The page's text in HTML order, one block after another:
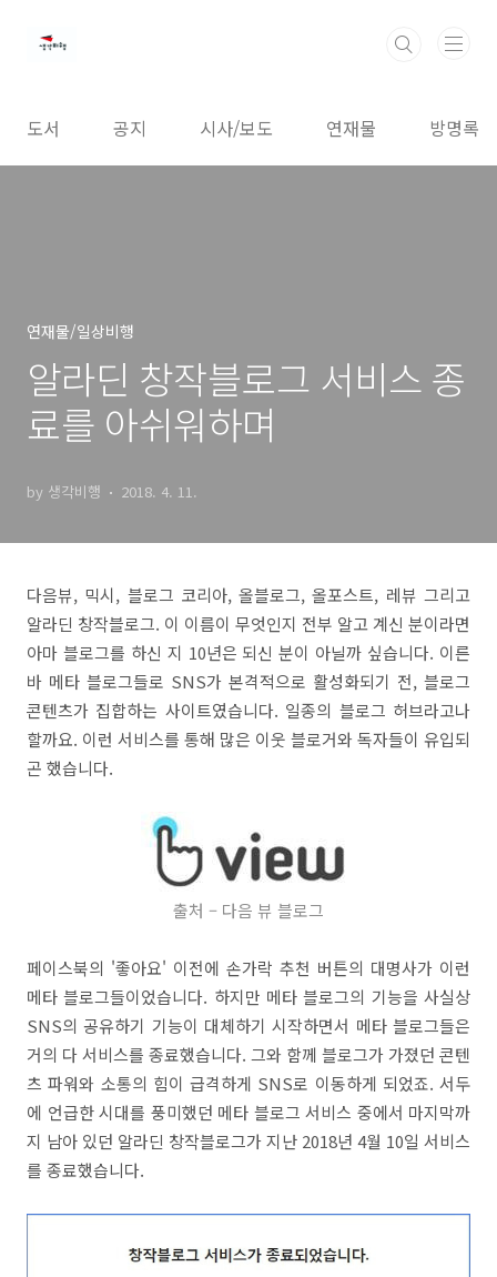
도서 공지 시사/보도 연재물 방명록
연재물/일상비행
알라딘 창작블로그 서비스 종
료를 아쉬워하며
by 생각비행 2018. 4. 11.
다음뷰, 믹시, 블로그 코리아, 올블로그, 올포스트, 레뷰 그리고
알라딘 창작블로그. 이 이름이 무엇인지 전부 알고 계신 분이라면
아마 블로그를 하신 지 10년은 되신 분이 아닐까 싶습니다. 이른
바 메타 블로그들로 SNS가 본격적으로 활성화되기 전, 블로그
콘텐츠가 집합하는 사이트였습니다. 일종의 블로그 허브라고나
할까요. 이런 서비스를 통해 많은 이웃 블로거와 독자들이 유입되
곤 했습니다.
출처 – 다음 뷰 블로그
페이스북의 '좋아요' 이전에 손가락 추천 버튼의 대명사가 이런
메타 블로그들이었습니다. 하지만 메타 블로그의 기능을 사실상
SNS의 공유하기 기능이 대체하기 시작하면서 메타 블로그들은
거의 다 서비스를 종료했습니다. 그와 함께 블로그가 가졌던 콘텐
츠 파워와 소통의 힘이 급격하게 SNS로 이동하게 되었죠. 서두
에 언급한 시대를 풍미했던 메타 블로그 서비스 중에서 마지막까
지 남아 있던 알라딘 창작블로그가 지난 2018년 4월 10일 서비스
를 종료했습니다.